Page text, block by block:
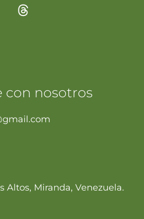
con nosotros
Altos, Miranda, Venezuela.